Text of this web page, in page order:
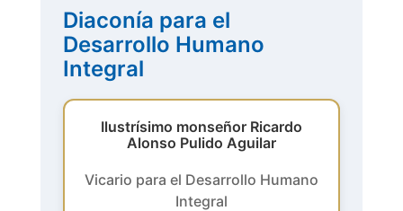
Diaconía para el
Desarrollo Humano
Integral
Ilustrísimo monseñor Ricardo
Alonso Pulido Aguilar
Vicario para el Desarrollo Humano
Integral